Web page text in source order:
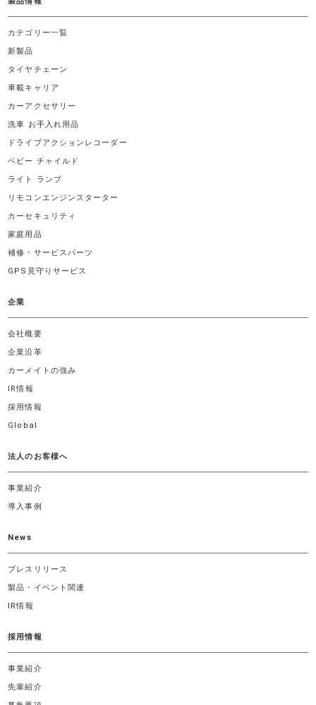
カテゴリー一覧
新製品
タイヤチェーン
車載キャリア
カーアクセサリー
洗車 お手入れ用品
ドライブアクションレコーダー
ベビー チャイルド
ライト ランプ
リモコンエンジンスターター
カーセキュリティ
家庭用品
補修・サービスパーツ
GPS見守りサービス
企業
会社概要
企業沿革
カーメイトの強み
IR情報
採用情報
Global
法人のお客様へ
事業紹介
導入事例
News
プレスリリース
製品・イベント関連
IR情報
採用情報
事業紹介
先輩紹介